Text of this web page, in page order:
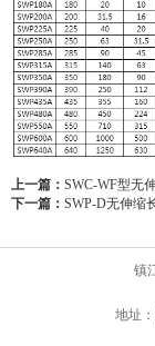
上一篇： SWC-WF型无
下一篇： SWP-D无伸缩
镇
地址